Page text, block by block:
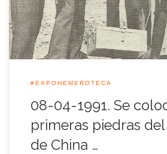
China, cuyo embajador en […]
#EXPOHEMEROTECA
08-04-1991. Se
primeras piedras
de China …